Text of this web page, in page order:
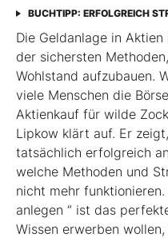
BUCHTIPP: ERFOLGREICH
Die Geldanlage in
der sichersten
Wohlstand aufzubauen.
viele Menschen die
Aktienkauf für wilde
Lipkow klärt auf. Er
tatsächlich erfolgreich
welche Methoden und
nicht mehr
anlegen “ ist das
Wissen erwerben